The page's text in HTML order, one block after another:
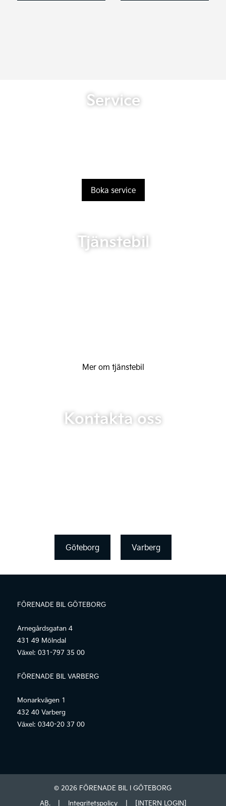
Service
Boka service
Tjänstebil
Mer om tjänstebil
Kontakta oss
Göteborg Varberg
FÖRENADE BIL GÖTEBORG
Arnegårdsgatan 4
431 49 Mölndal
Växel: 031-797 35 00
FÖRENADE BIL VARBERG
Monarkvägen 1
432 40 Varberg
Växel: 0340-20 37 00
© 2026 FÖRENADE BIL I GÖTEBORG
AB.
| Integritetspolicy | [INTERN LOGIN]